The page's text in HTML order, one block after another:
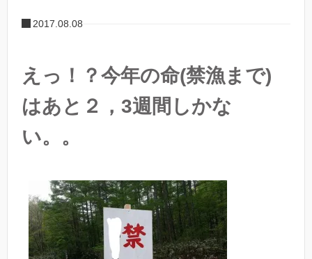
2017.08.08
えっ！？今年の命(禁漁まで)
はあと２，3週間しかな
い。。